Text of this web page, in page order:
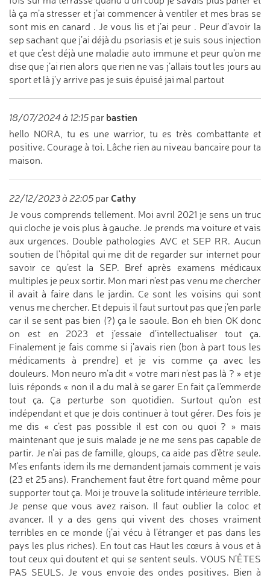
là ça m’a stresser et j’ai commencer à ventiler et mes bras se
sont mis en canard . Je vous lis et j’ai peur . Peur d’avoir la
sep sachant que j’ai déjà du psoriasis et je suis sous injection
et que c’est déjà une maladie auto immune et peur qu’on me
dise que j’ai rien alors que rien ne vas j’allais tout les jours au
sport et là j’y arrive pas je suis épuisé jai mal partout
18/07/2024 à 12:15 par bastien
hello NORA, tu es une warrior, tu es très combattante et
positive. Courage à toi. Lâche rien au niveau bancaire pour ta
maison.
22/12/2023 à 22:05 par Cathy
Je vous comprends tellement. Moi avril 2021 je sens un truc
qui cloche je vois plus à gauche. Je prends ma voiture et vais
aux urgences. Double pathologies AVC et SEP RR. Aucun
soutien de l’hôpital qui me dit de regarder sur internet pour
savoir ce qu’est la SEP. Bref après examens médicaux
multiples je peux sortir. Mon mari n’est pas venu me chercher
il avait à faire dans le jardin. Ce sont les voisins qui sont
venus me chercher. Et depuis il faut surtout pas que j’en parle
car il se sent pas bien (?) ça le saoule. Bon eh bien OK donc
on est en 2023 et j’essaie d’intellectualiser tout ça.
Finalement je fais comme si j’avais rien (bon à part tous les
médicaments à prendre) et je vis comme ça avec les
douleurs. Mon neuro m’a dit « votre mari n’est pas là ? » et je
luis réponds « non il a du mal à se garer En fait ça l’emmerde
tout ça. Ça perturbe son quotidien. Surtout qu’on est
indépendant et que je dois continuer à tout gérer. Des fois je
me dis « c’est pas possible il est con ou quoi ? » mais
maintenant que je suis malade je ne me sens pas capable de
partir. Je n’ai pas de famille, gloups, ca aide pas d’être seule.
M'es enfants idem ils me demandent jamais comment je vais
(23 et 25 ans). Franchement faut être fort quand même pour
supporter tout ça. Moi je trouve la solitude intérieure terrible.
Je pense que vous avez raison. Il faut oublier la coloc et
avancer. Il y a des gens qui vivent des choses vraiment
terribles en ce monde (j’ai vécu à l’étranger et pas dans les
pays les plus riches). En tout cas Haut les cœurs à vous et à
tout ceux qui doutent et qui se sentent seuls. VOUS N’ÊTES
PAS SEULS. Je vous envoie des ondes positives. Bien à